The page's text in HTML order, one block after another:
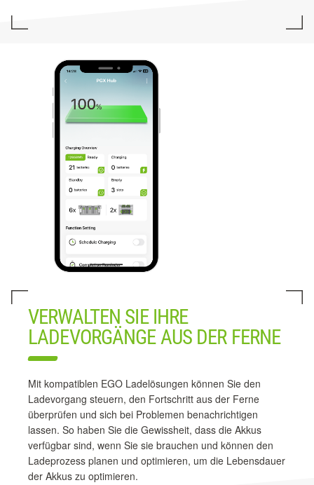
VERWALTEN SIE IHRE
LADEVORGÄNGE AUS DER FERNE
Mit kompatiblen EGO Ladelösungen können Sie den
Ladevorgang steuern, den Fortschritt aus der Ferne
überprüfen und sich bei Problemen benachrichtigen
lassen. So haben Sie die Gewissheit, dass die Akkus
verfügbar sind, wenn Sie sie brauchen und können den
Ladeprozess planen und optimieren, um die Lebensdauer
der Akkus zu optimieren.